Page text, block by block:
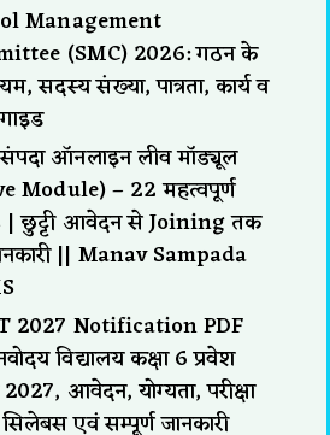
Management
(SMC) 2026: गठन के
सदस्य संख्या, पात्रता, कार्य व
ऑनलाइन लीव मॉड्यूल
Module) – 22 महत्वपूर्ण
| छुट्टी आवेदन से Joining तक
|| Manav Sampada
2027 Notification PDF
विद्यालय कक्षा 6 प्रवेश
2027, आवेदन, योग्यता, परीक्षा
एवं सम्पूर्ण जानकारी